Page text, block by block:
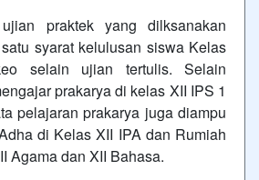
praktek yang dilksanakan
syarat kelulusan siswa Kelas
selain ujian tertulis. Selain
prakarya di kelas XII IPS 1
pelajaran prakarya juga diampu
di Kelas XII IPA dan Rumiah
Agama dan XII Bahasa.